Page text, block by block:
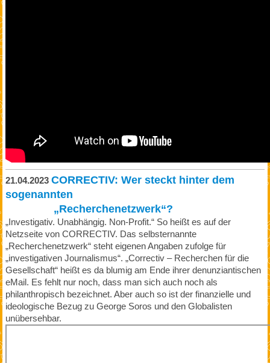
21.04.2023 CORRECTIV: Wer steckt hinter dem
sogenannten
„Recherchenetzwerk“?
„Investigativ. Unabhängig. Non-Profit.“ So heißt es auf der
Netzseite von CORRECTIV. Das selbsternannte
„Recherchenetzwerk“ steht eigenen Angaben zufolge für
„investigativen Journalismus“. „Correctiv – Recherchen für die
Gesellschaft“ heißt es da blumig am Ende ihrer denunziantischen
eMail. Es fehlt nur noch, dass man sich auch noch als
philanthropisch bezeichnet. Aber auch so ist der finanzielle und
ideologische Bezug zu George Soros und den Globalisten
unübersehbar.